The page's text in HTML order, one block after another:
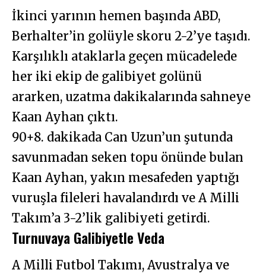
İkinci yarının hemen başında ABD,
Berhalter’in golüyle skoru 2-2’ye taşıdı.
Karşılıklı ataklarla geçen mücadelede
her iki ekip de galibiyet golünü
ararken, uzatma dakikalarında sahneye
Kaan Ayhan çıktı.
90+8. dakikada Can Uzun’un şutunda
savunmadan seken topu önünde bulan
Kaan Ayhan, yakın mesafeden yaptığı
vuruşla fileleri havalandırdı ve A Milli
Takım’a 3-2’lik galibiyeti getirdi.
Turnuvaya Galibiyetle Veda
A Milli Futbol Takımı, Avustralya ve